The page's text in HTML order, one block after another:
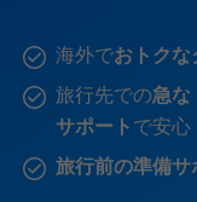
海外でおトクな
旅行先での急な
サポート で安心
旅行前の準備サ